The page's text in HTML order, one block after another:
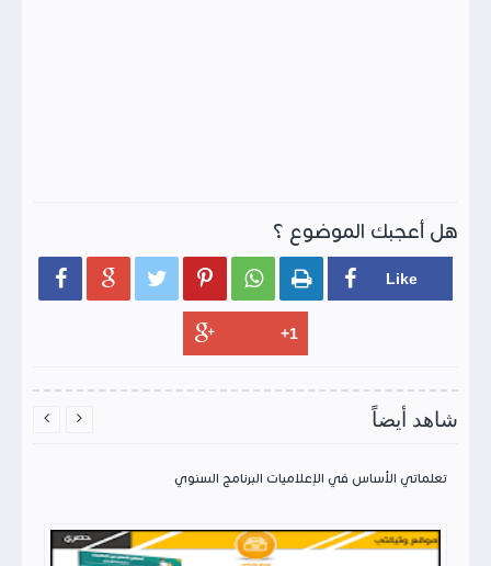
هل أعجبك الموضوع ؟
     
شاهد أيضاً
تعلماتي الأساس في الإعلاميات البرنامج السنوي
 